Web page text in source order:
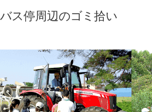
バス停周辺のゴミ拾い